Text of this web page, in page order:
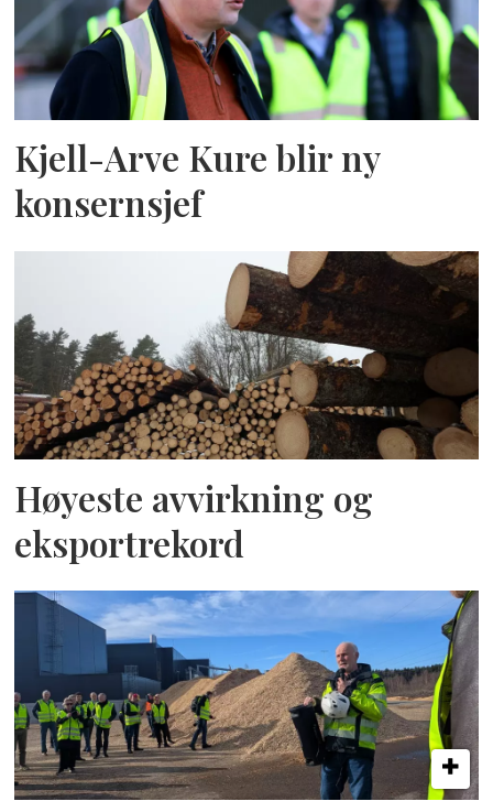
Kjell-Arve Kure blir ny
konsernsjef
Høyeste avvirkning og
eksportrekord